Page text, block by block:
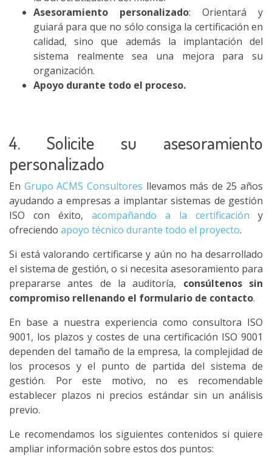
Asesoramiento personalizado: Orientará y
guiará para que no sólo consiga la certificación en
calidad, sino que además la implantación del
sistema realmente sea una mejora para su
organización.
Apoyo durante todo el proceso.
4. Solicite su asesoramiento
personalizado
En Grupo ACMS Consultores llevamos más de 25 años
ayudando a empresas a implantar sistemas de gestión
ISO con éxito, acompañando a la certificación y
ofreciendo apoyo técnico durante todo el proyecto.
Si está valorando certificarse y aún no ha desarrollado
el sistema de gestión, o si necesita asesoramiento para
prepararse antes de la auditoría, consúltenos sin
compromiso rellenando el formulario de contacto.
En base a nuestra experiencia como consultora ISO
9001, los plazos y costes de una certificación ISO 9001
dependen del tamaño de la empresa, la complejidad de
los procesos y el punto de partida del sistema de
gestión. Por este motivo, no es recomendable
establecer plazos ni precios estándar sin un análisis
previo.
Le recomendamos los siguientes contenidos si quiere
ampliar información sobre estos dos puntos: